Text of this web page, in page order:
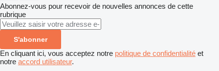
Abonnez-vous pour recevoir de nouvelles annonces de cette
rubrique
S'abonner
En cliquant ici, vous acceptez notre politique de confidentialité et
notre accord utilisateur.